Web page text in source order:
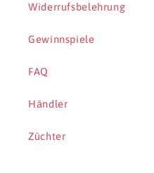
Widerrufsbelehrung
Gewinnspiele
FAQ
Händler
Züchter